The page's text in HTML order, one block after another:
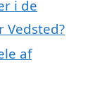
i de
af